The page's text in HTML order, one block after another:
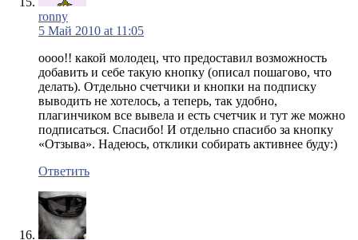
ronny
5 Май 2010 at 11:05
оооо!! какой молодец, что предоставил возможность
добавить и себе такую кнопку (описал пошагово, что
делать). Отдельно счетчики и кнопки на подписку
выводить не хотелось, а теперь, так удобно,
плагинчиком все вывела и есть счетчик и тут же можно
подписаться. Спасибо! И отдельно спасибо за кнопку
«Отзыва». Надеюсь, отклики собирать активнее буду:)
Ответить